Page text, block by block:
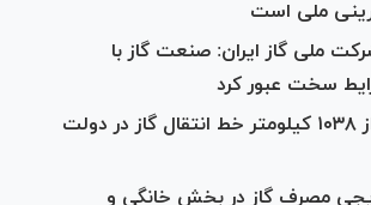
ملی است
ملی گاز ایران: صنعت گاز با
سخت عبور کرد
بهره‌برداری از ۱۰۳۸ کیلومتر خط انتقال گاز در دولت
مصرف گاز در بخش خانگی و